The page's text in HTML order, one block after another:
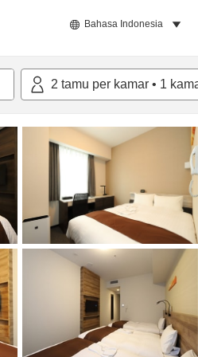
Bahasa Indonesia
2 tamu per kamar • 1